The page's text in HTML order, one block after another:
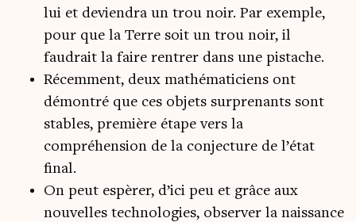
lui et deviendra un trou noir. Par exemple,
pour que la Terre soit un trou noir, il
faudrait la faire rentrer dans une pistache.
Récemment, deux mathématiciens ont
démontré que ces objets surprenants sont
stables, première étape vers la
compréhension de la conjecture de l’état
final.
On peut espèrer, d’ici peu et grâce aux
nouvelles technologies, observer la naissance